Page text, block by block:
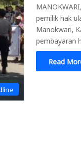
pemilik hak
Manokwari,
pembayaran
Read